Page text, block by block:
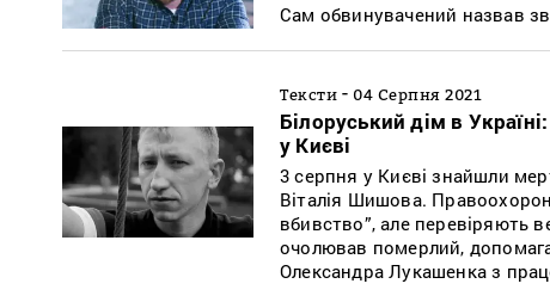
Сам обвинувачений назвав
Тексти - 04 Серпня 2021
Білоруський дім в
у Києві
3 серпня у Києві знайшли
Віталія Шишова.
вбивство”, але перевіряють
очолював померлий,
Олександра Лукашенка з